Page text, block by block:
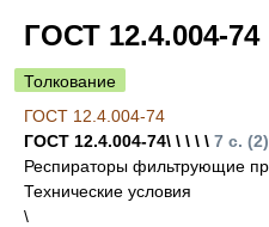
ГОСТ 12.4.004-74
Толкование
ГОСТ 12.4.004-74
ГОСТ 12.4.004-74\ \ \ \ \ 7 с. (2)
Респираторы фильтрующие
Технические условия
\